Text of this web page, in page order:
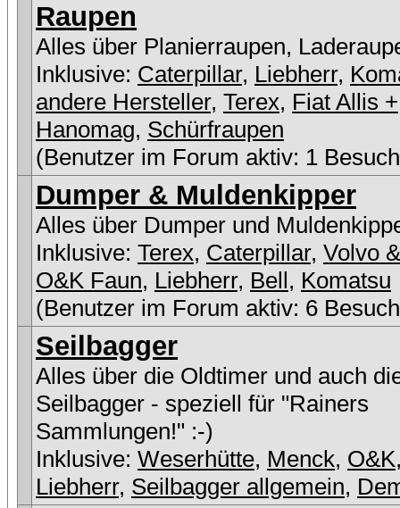
Raupen
Alles über Planierraupen,
Inklusive: Caterpillar, Liebherr,
andere Hersteller, Terex, Fiat Allis +
Hanomag, Schürfraupen
(Benutzer im Forum aktiv: 1
Dumper & Muldenkipper
Alles über Dumper und
Inklusive: Terex, Caterpillar, Volvo
O&K Faun, Liebherr, Bell, Komatsu
(Benutzer im Forum aktiv: 6
Seilbagger
Alles über die Oldtimer und auch
Seilbagger - speziell für "Rainers
Sammlungen!" :-)
Inklusive: Weserhütte, Menck, O&K
Liebherr, Seilbagger allgemein,